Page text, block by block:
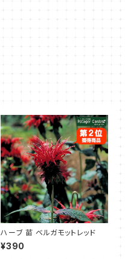
ハーブ 苗 ベルガモットレッド
¥390